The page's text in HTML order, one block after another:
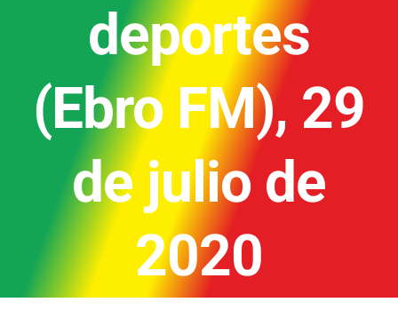
deportes
(Ebro FM), 29
de julio de
2020